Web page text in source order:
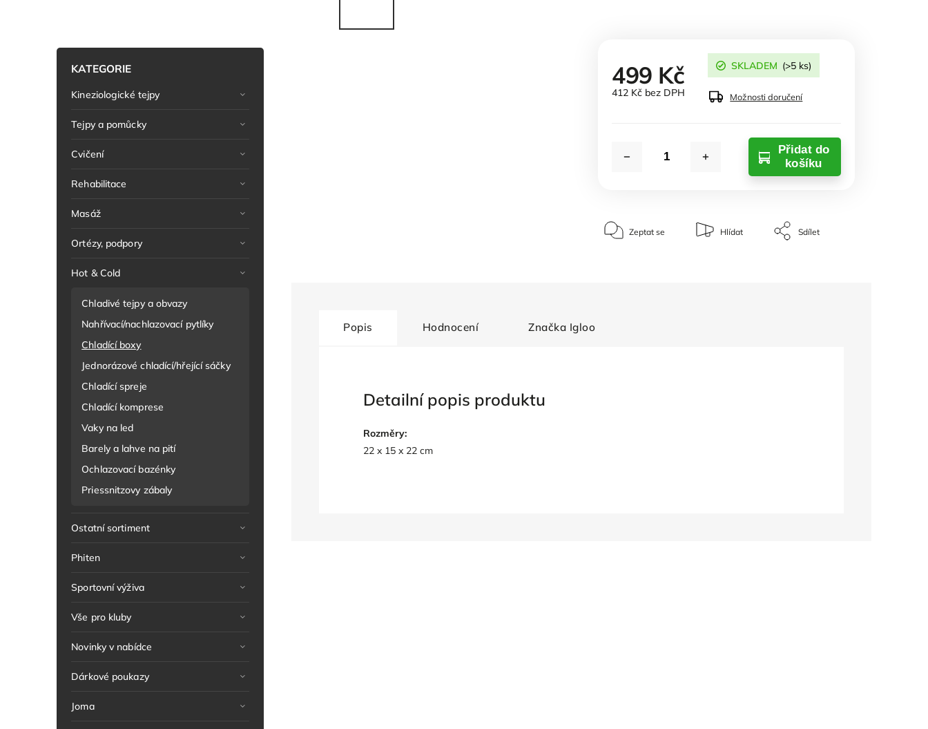
KATEGORIE
Kineziologické tejpy
Tejpy a pomůcky
Cvičení
Rehabilitace
Masáž
Ortézy, podpory
Hot & Cold
Chladivé tejpy a obvazy
Nahřívací/nachlazovací pytlíky
Chladící boxy
Jednorázové chladící/hřející sáčky
Chladící spreje
Chladící komprese
Vaky na led
Barely a lahve na pití
Ochlazovací bazénky
Priessnitzovy zábaly
Ostatní sortiment
Phiten
Sportovní výživa
Vše pro kluby
Novinky v nabídce
Dárkové poukazy
Joma
499 Kč
412 Kč bez DPH
SKLADEM (>5 ks)
Možnosti doručení
Přidat do
košíku
Zeptat se Hlídat Sdílet
Popis Hodnocení Značka Igloo
Detailní popis produktu
Rozměry:
22 x 15 x 22 cm